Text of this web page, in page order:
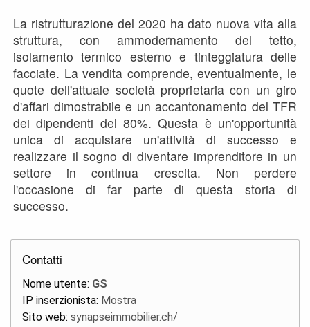
La ristrutturazione del 2020 ha dato nuova vita alla
struttura, con ammodernamento del tetto,
isolamento termico esterno e tinteggiatura delle
facciate. La vendita comprende, eventualmente, le
quote dell'attuale società proprietaria con un giro
d'affari dimostrabile e un accantonamento del TFR
dei dipendenti del 80%. Questa è un'opportunità
unica di acquistare un'attività di successo e
realizzare il sogno di diventare imprenditore in un
settore in continua crescita. Non perdere
l'occasione di far parte di questa storia di
successo.
Contatti
Nome utente: GS
IP inserzionista: Mostra
Sito web: synapseimmobilier.ch/